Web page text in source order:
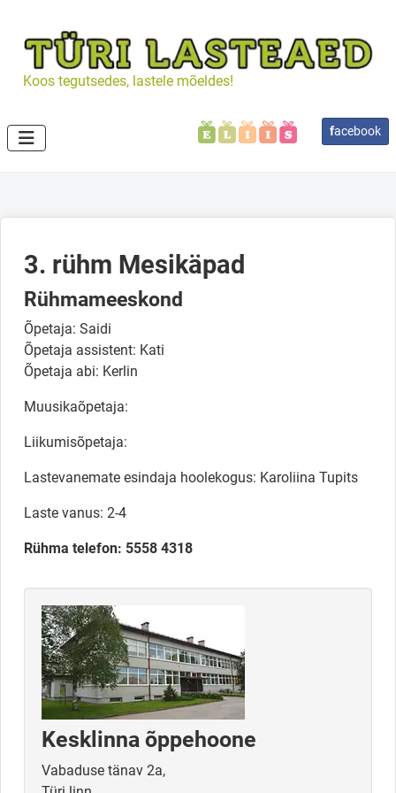
Koos tegutsedes, lastele mõeldes!
facebook
3. rühm Mesikäpad
Rühmameeskond
Õpetaja: Saidi
Õpetaja assistent: Kati
Õpetaja abi: Kerlin
Muusikaõpetaja:
Liikumisõpetaja:
Lastevanemate esindaja hoolekogus: Karoliina Tupits
Laste vanus: 2-4
Rühma telefon: 5558 4318
Kesklinna õppehoone
Vabaduse tänav 2a,